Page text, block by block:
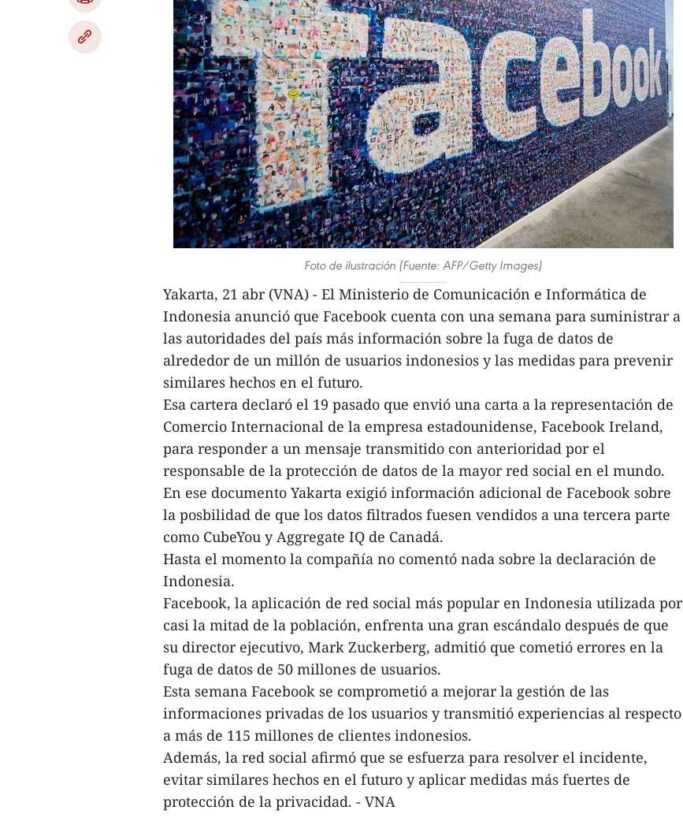
Foto de ilustración (Fuente: AFP/Getty Images)
Yakarta, 21 abr (VNA) - El Ministerio de Comunicación e Informática de
Indonesia anunció que Facebook cuenta con una semana para suministrar a
las autoridades del país más información sobre la fuga de datos de
alrededor de un millón de usuarios indonesios y las medidas para prevenir
similares hechos en el futuro.
Esa cartera declaró el 19 pasado que envió una carta a la representación de
Comercio Internacional de la empresa estadounidense, Facebook Ireland,
para responder a un mensaje transmitido con anterioridad por el
responsable de la protección de datos de la mayor red social en el mundo.
En ese documento Yakarta exigió información adicional de Facebook sobre
la posbilidad de que los datos filtrados fuesen vendidos a una tercera parte
como CubeYou y Aggregate IQ de Canadá.
Hasta el momento la compañía no comentó nada sobre la declaración de
Indonesia.
Facebook, la aplicación de red social más popular en Indonesia utilizada por
casi la mitad de la población, enfrenta una gran escándalo después de que
su director ejecutivo, Mark Zuckerberg, admitió que cometió errores en la
fuga de datos de 50 millones de usuarios.
Esta semana Facebook se comprometió a mejorar la gestión de las
informaciones privadas de los usuarios y transmitió experiencias al respecto
a más de 115 millones de clientes indonesios.
Además, la red social afirmó que se esfuerza para resolver el incidente,
evitar similares hechos en el futuro y aplicar medidas más fuertes de
protección de la privacidad. - VNA